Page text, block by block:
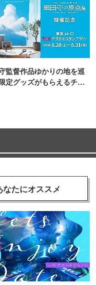
監督作品ゆかりの地を巡
定グッズがもらえるチャ
なたにオススメ